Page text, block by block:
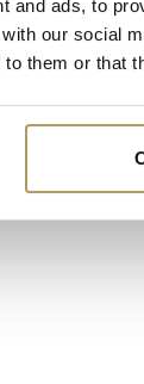
and ads, to
our social
them or that